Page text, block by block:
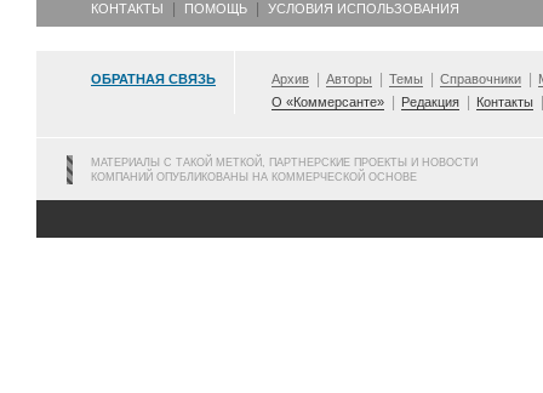
КОНТАКТЫ ПОМОЩЬ УСЛОВИЯ ИСПОЛЬЗОВАНИЯ
ОБРАТНАЯ СВЯЗЬ Архив Авторы Темы Справочники
О «Коммерсанте»
Редакция Контакты
МАТЕРИАЛЫ С ТАКОЙ МЕТКОЙ, ПАРТНЕРСКИЕ ПРОЕКТЫ И НОВОСТИ
КОМПАНИЙ ОПУБЛИКОВАНЫ НА КОММЕРЧЕСКОЙ ОСНОВЕ